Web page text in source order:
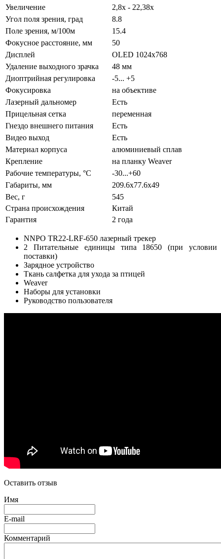
Увеличение
2,8х - 22,38х
Угол поля зрения, град
8.8
Поле зрения, м/100м
15.4
Фокусное расстояние, мм
50
Дисплей
OLED 1024х768
Удаление выходного зрачка
48 мм
Диоптрийная регулировка
-5... +5
Фокусировка
на объективе
Лазерный дальномер
Есть
Прицельная сетка
переменная
Гнездо внешнего питания
Есть
Видео выход
Есть
Материал корпуса
алюминиевый сплав
Крепление
на планку Weaver
Рабочие температуры, °C
-30...+60
Габариты, мм
209.6x77.6x49
Вес, г
545
Страна происхождения
Китай
Гарантия
2 года
NNPO TR22-LRF-650 лазерный трекер
2 Питательные единицы типа 18650 (при условии
поставки)
Зарядное устройство
Ткань салфетка для ухода за птицей
Weaver
Наборы для установки
Руководство пользователя
Оставить отзыв
Имя
E-mail
Комментарий